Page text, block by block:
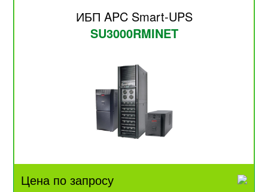
ИБП APC Smart-UPS
SU3000RMINET
Цена по запросу